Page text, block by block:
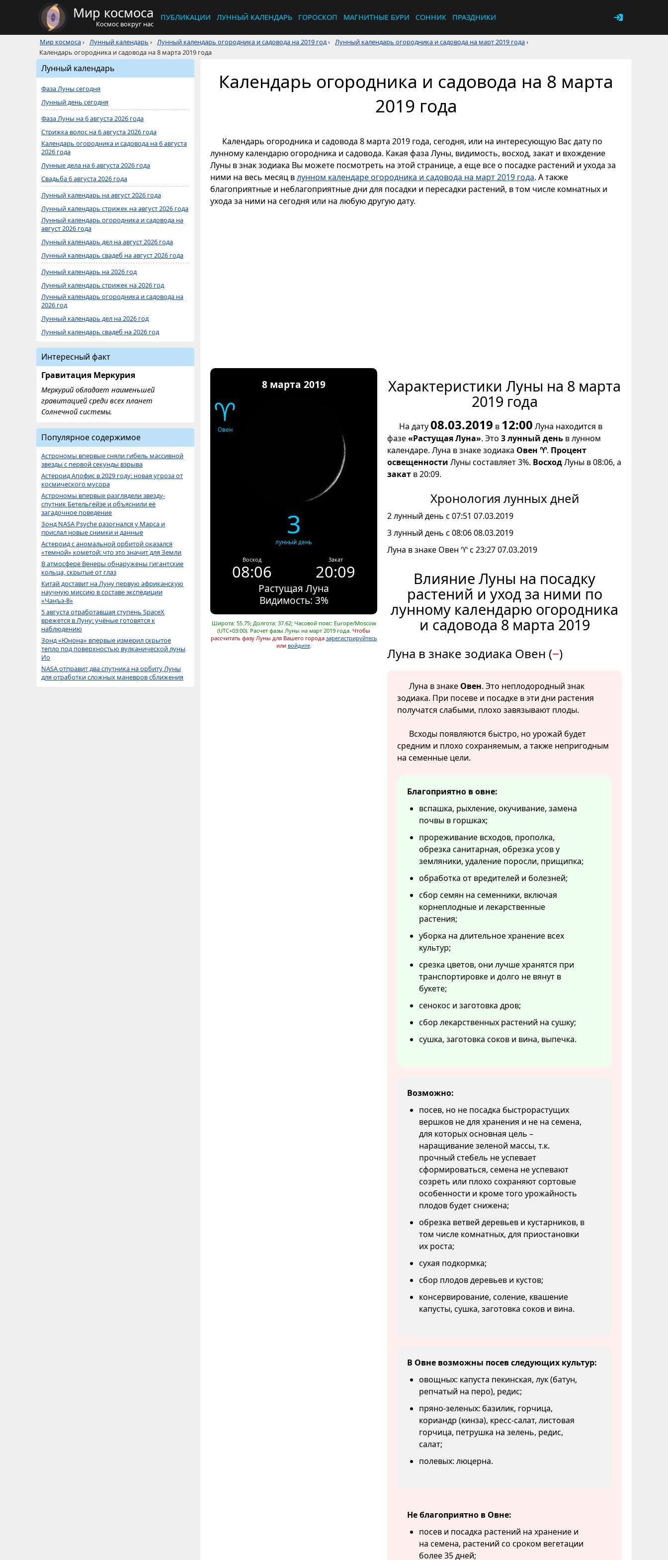
Мир космоса
Космос вокруг нас
ПУБЛИКАЦИИ ЛУННЫЙ КАЛЕНДАРЬ ГОРОСКОП МАГНИТНЫЕ БУРИ СОННИК ПРАЗДНИКИ
Мир космоса› Лунный календарь › Лунный календарь огородника и садовода на 2019 год› Лунный календарь огородника и садовода на март 2019 года›
Календарь огородника и садовода на 8 марта 2019 года
Календарь огородника и садовода на 8 марта
2019 года
Календарь огородника и садовода 8 марта 2019 года, сегодня, или на интересующую Вас дату по
лунному календарю огородника и садовода. Какая фаза Луны, видимость, восход, закат и вхождение
Луны в знак зодиака Вы можете посмотреть на этой странице, а еще все о посадке растений и ухода за
ними на весь месяц влунном календаре огородника и садовода на март 2019 года. А также
благоприятные и неблагоприятные дни для посадки и пересадки растений, в том числе комнатных и
ухода за ними на сегодня или на любую другую дату.
8 марта 2019
♈
Овен
3
лунный день
Восход
08:06
Закат
20:09
Растущая Луна
Видимость: 3%
Широта: 55.75; Долгота: 37.62; Часовой пояс: Europe/Moscow
(UTC+03:00). Расчет фазы Луны на март 2019 года. Чтобы
рассчитать фазу Луны для Вашего города зарегистрируйтесь
или войдите.
Характеристики Луны на 8 марта
2019 года
На дату08.03.2019 в 12:00 Луна находится в
фазе«Растущая Луна». Это 3 лунный день в лунном
календаре. Луна в знаке зодиака Овен ♈. Процент
освещенности Луны составляет 3%. ВосходЛуны в 08:06, а
закат в 20:09.
Хронология лунных дней
2 лунный день с 07:51 07.03.2019
3 лунный день с 08:06 08.03.2019
Луна в знаке Овен ♈ с 23:27 07.03.2019
Влияние Луны на посадку
растений и уход за ними по
лунному календарю огородника
и садовода 8 марта 2019
Луна в знаке зодиака Овен (−)
Луна в знаке Овен. Это неплодородный знак
зодиака. При посеве и посадке в эти дни растения
получатся слабыми, плохо завязывают плоды.
Всходы появляются быстро, но урожай будет
средним и плохо сохраняемым, а также непригодным
на семенные цели.
Благоприятно в овне:
вспашка, рыхление, окучивание, замена
почвы в горшках;
прореживание всходов, прополка,
обрезка санитарная, обрезка усов у
земляники, удаление поросли, прищипка;
обработка от вредителей и болезней;
сбор семян на семенники, включая
корнеплодные и лекарственные
растения;
уборка на длительное хранение всех
культур;
срезка цветов, они лучше хранятся при
транспортировке и долго не вянут в
букете;
сенокос и заготовка дров;
сбор лекарственных растений на сушку;
сушка, заготовка соков и вина, выпечка.
Возможно:
посев, но не посадка быстрорастущих
вершков не для хранения и не на семена,
для которых основная цель –
наращивание зеленой массы, т.к.
прочный стебель не успевает
сформироваться, семена не успевают
созреть или плохо сохраняют сортовые
особенности и кроме того урожайность
плодов будет снижена;
обрезка ветвей деревьев и кустарников, в
том числе комнатных, для приостановки
их роста;
сухая подкормка;
сбор плодов деревьев и кустов;
консервирование, соление, квашение
капусты, сушка, заготовка соков и вина.
В Овне возможны посев следующих культур:
овощных: капуста пекинская, лук (батун,
репчатый на перо), редис;
пряно-зеленых: базилик, горчица,
кориандр (кинза), кресс-салат, листовая
горчица, петрушка на зелень, редис,
салат;
полевых: люцерна.
Не благоприятно в Овне:
посев и посадка растений на хранение и
на семена, растений со сроком вегетации
более 35 дней;
Лунный календарь
Фаза Луны сегодня
Лунный день сегодня
Фаза Луны на 6 августа 2026 года
Стрижка волос на 6 августа 2026 года
Календарь огородника и садовода на 6 августа
2026 года
Лунные дела на 6 августа 2026 года
Свадьба 6 августа 2026 года
Лунный календарь на август 2026 года
Лунный календарь стрижек на август 2026 года
Лунный календарь огородника и садовода на
август 2026 года
Лунный календарь дел на август 2026 года
Лунный календарь свадеб на август 2026 года
Лунный календарь на 2026 год
Лунный календарь стрижек на 2026 год
Лунный календарь огородника и садовода на
2026 год
Лунный календарь дел на 2026 год
Лунный календарь свадеб на 2026 год
Интересный факт
Гравитация Меркурия
Меркурий обладает наименьшей
гравитацией среди всех планет
Солнечной системы.
Популярное содержимое
Астрономы впервые сняли гибель массивной
звезды с первой секунды взрыва
Астероид Апофис в 2029 году: новая угроза от
космического мусора
Астрономы впервые разглядели звезду-
спутник Бетельгейзе и объяснили её
загадочное поведение
Зонд NASA Psyche разогнался у Марса и
прислал новые снимки и данные
Астероид с аномальной орбитой оказался
«темной» кометой: что это значит для Земли
В атмосфере Венеры обнаружены гигантские
кольца, скрытые от глаз
Китай доставит на Луну первую африканскую
научную миссию в составе экспедиции
«Чанъэ-8»
5 августа отработавшая ступень SpaceX
врежется в Луну: учёные готовятся к
наблюдению
Зонд «Юнона» впервые измерил скрытое
тепло под поверхностью вулканической луны
Ио
NASA отправит два спутника на орбиту Луны
для отработки сложных маневров сближения